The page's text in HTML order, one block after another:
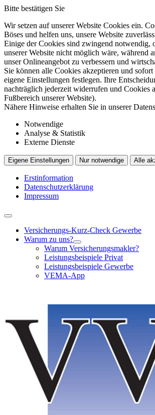
Bitte bestätigen Sie
Wir setzen auf unserer Website Cookies ein.
Böses und helfen uns, unsere Website
Einige der Cookies sind zwingend notwendig,
unserer Website nicht möglich wäre, während
unser Onlineangebot zu verbessern und
Sie können alle Cookies akzeptieren und
eigene Einstellungen festlegen. Ihre
nachträglich jederzeit widerrufen und Cookies
Fußbereich unserer Website).
Nähere Hinweise erhalten Sie in unserer
Notwendige
Analyse & Statistik
Externe Dienste
Eigene Einstellungen Nur notwendige Alle
Erstinformation
Datenschutzerklärung
Impressum
Versicherungs-Kurz-Check Gewerbe
Warum zu uns?
Warum Versicherungsmakler?
Leistungsbeispiele Privat
Leistungsbeispiele Gewerbe
VEMA-App